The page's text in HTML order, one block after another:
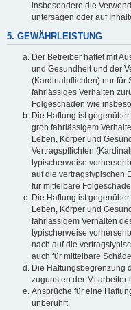
insbesondere die
untersagen oder auf
5. GEWÄHRLEISTUNG
Der Betreiber haftet mit
und Gesundheit und der
(Kardinalpflichten) nur für
fahrlässiges Verhalten
Folgeschäden wie
Die Haftung ist
grob fahrlässigem
Leben, Körper und
Vertragspflichten
typischerweise
auf die vertragstypischen
für mittelbare
Die Haftung ist
Leben, Körper und
fahrlässigem Verhalten
typischerweise
nach auf die
auch für mittelbare
Die Haftungsbegrenzung
zugunsten der Mitarbeiter
Ansprüche für eine
unberührt.